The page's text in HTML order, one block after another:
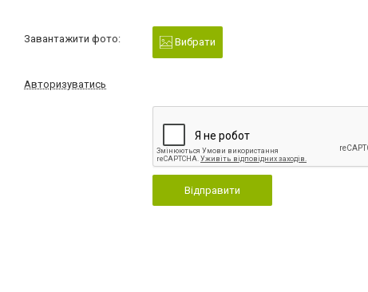
Завантажити фото: Вибрати
Авторизуватись
Відправити